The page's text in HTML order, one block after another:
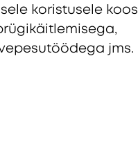
koristusele koos
jms.